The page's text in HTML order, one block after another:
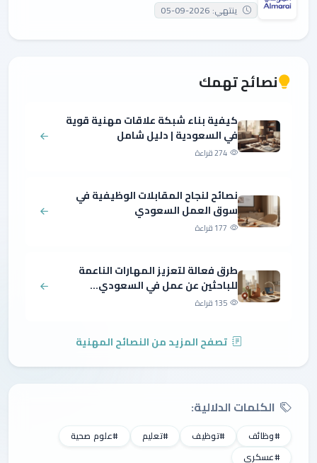
ينتهي: 2026-09-05
نصائح تهمك
كيفية بناء شبكة علاقات مهنية قوية
في السعودية | دليل شامل
274 قراءة
نصائح لنجاح المقابلات الوظيفية في
سوق العمل السعودي
177 قراءة
طرق فعالة لتعزيز المهارات الناعمة
للباحثين عن عمل في السعودي...
135 قراءة
تصفح المزيد من النصائح المهنية
الكلمات الدلالية:
#وظائف #توظيف #تعليم
#علوم صحية
#عسكري